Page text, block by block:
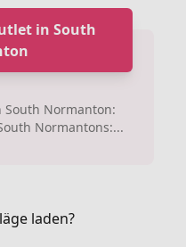
in South
South Normanton:
Normantons:...
laden?